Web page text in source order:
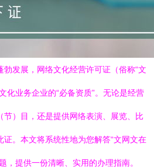
勃发展，网络文化经营许可证（俗称“文
化业务企业的“必备资质”。无论是经营
节）目，还是提供网络表演、展览、比
。本文将系统性地为您解答“文网文在
，提供一份清晰、实用的办理指南。